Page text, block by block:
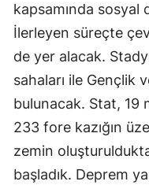
kapsamında sosyal
İlerleyen süreçte
de yer alacak.
sahaları ile Gençlik
bulunacak. Stat, 19
233 fore kazığın
zemin
başladık. Deprem